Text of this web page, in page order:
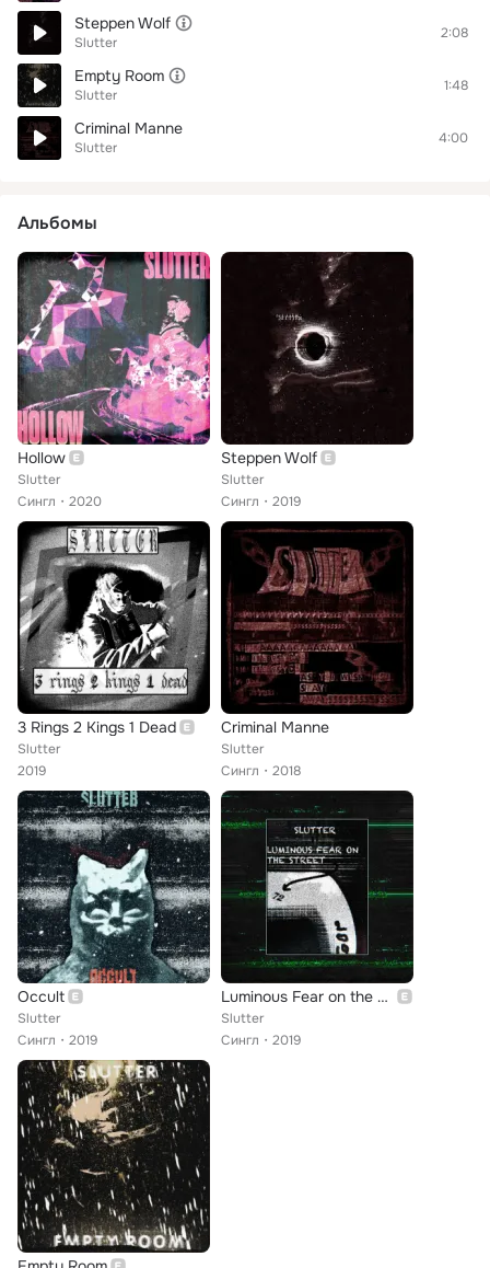
Steppen Wolf
Slutter
2:08
Empty Room
Slutter
1:48
Criminal Manne
Slutter
4:00
Альбомы
Hollow
Slutter
Сингл
2020
Steppen Wolf
Slutter
Сингл
2019
3 Rings 2 Kings 1 Dead
Slutter
2019
Criminal Manne
Slutter
Сингл
2018
Occult
Slutter
Сингл
2019
Luminous Fear on the Street 72
Slutter
Сингл
2019